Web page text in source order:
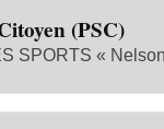
(PSC)
SPORTS «